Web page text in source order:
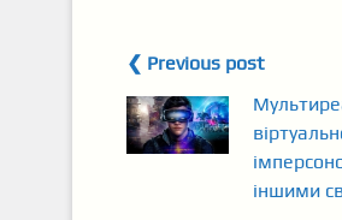
❮ Previous post
іншими